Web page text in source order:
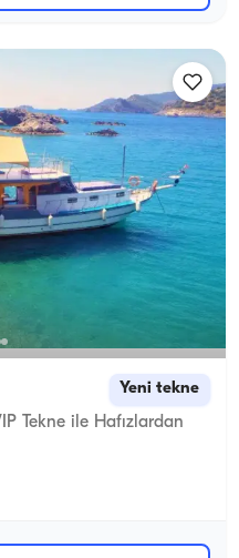
Yeni tekne
Tekne ile Hafızlardan